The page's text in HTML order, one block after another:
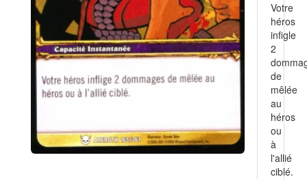
Votre
héros
infigle
2
de
mêlée
au
héros
ou
à
l'allié
ciblé.